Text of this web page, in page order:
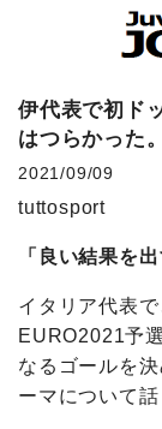
伊代表で初ド
はつらかった
2021/09/09
tuttosport
「良い結果を
イタリア代表
EURO2021予
なるゴールを
ーマについて話